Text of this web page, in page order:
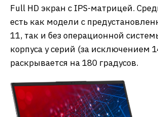
Full HD экран с IPS-матрицей.
есть как модели с
11, так и без операционной
корпуса у серий (за исключением
раскрывается на 180 градусов.